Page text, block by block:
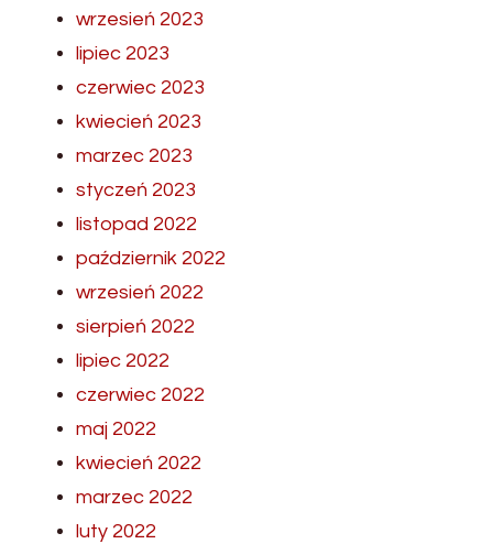
wrzesień 2023
lipiec 2023
czerwiec 2023
kwiecień 2023
marzec 2023
styczeń 2023
listopad 2022
październik 2022
wrzesień 2022
sierpień 2022
lipiec 2022
czerwiec 2022
maj 2022
kwiecień 2022
marzec 2022
luty 2022